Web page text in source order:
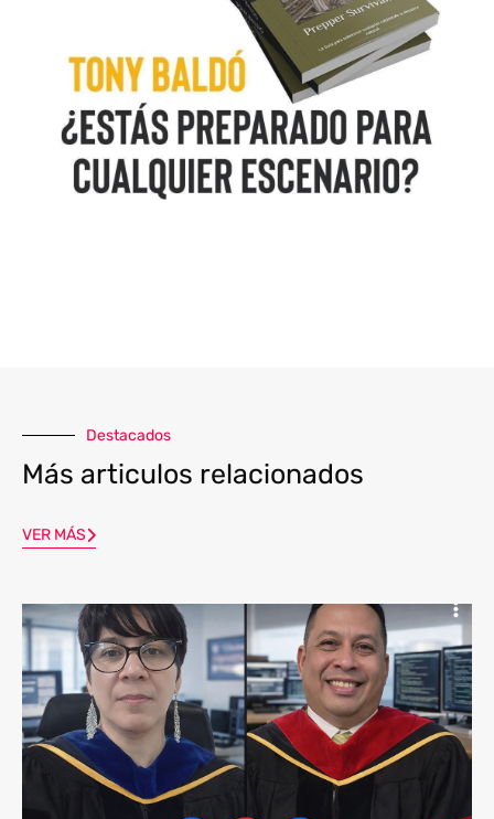
Destacados
Más articulos relacionados
VER MÁS